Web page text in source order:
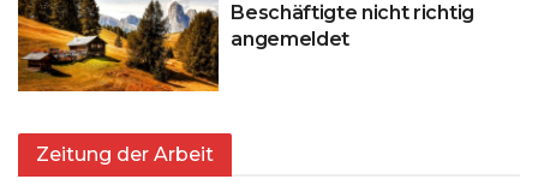
Beschäftigte nicht richtig
angemeldet
Zeitung der Arbeit